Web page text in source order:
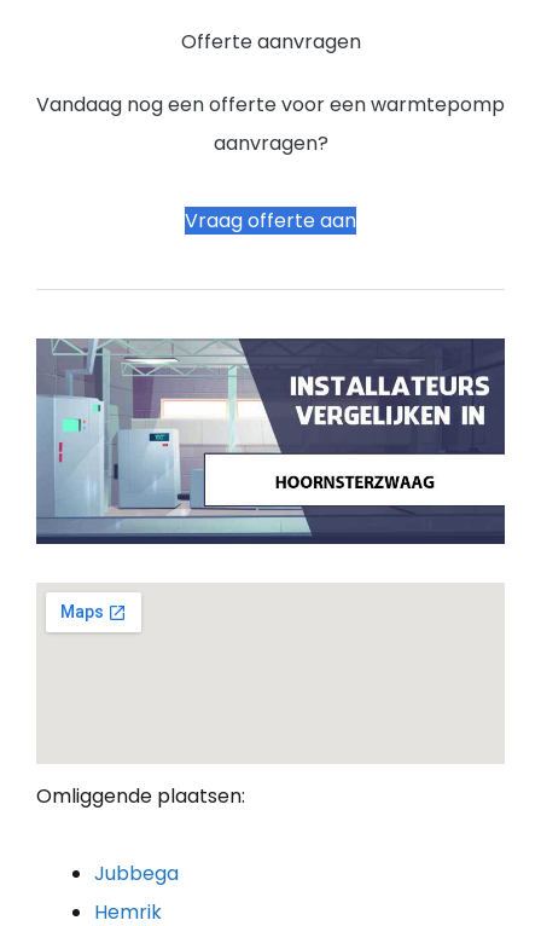
Offerte aanvragen
Vandaag nog een offerte voor een warmtepomp
aanvragen?
Vraag offerte aan
Omliggende plaatsen:
Jubbega
Hemrik